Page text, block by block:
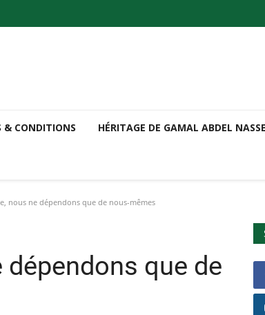
& CONDITIONS HÉRITAGE DE GAMAL ABDEL
nous ne dépendons que de nous-mêmes
que de